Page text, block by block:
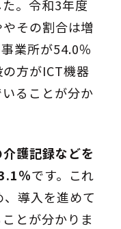
。令和3年度
その割合は増
業所が54.0％
方がICT機器
ることが分か
護記録などを
％です。これ
導入を進めて
とが分かりま